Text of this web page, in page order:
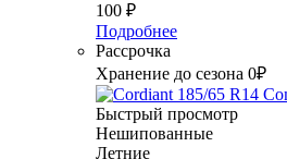
100 ₽
Подробнее
Рассрочка
Хранение до сезона 0₽
Быстрый просмотр
Нешипованные
Летние